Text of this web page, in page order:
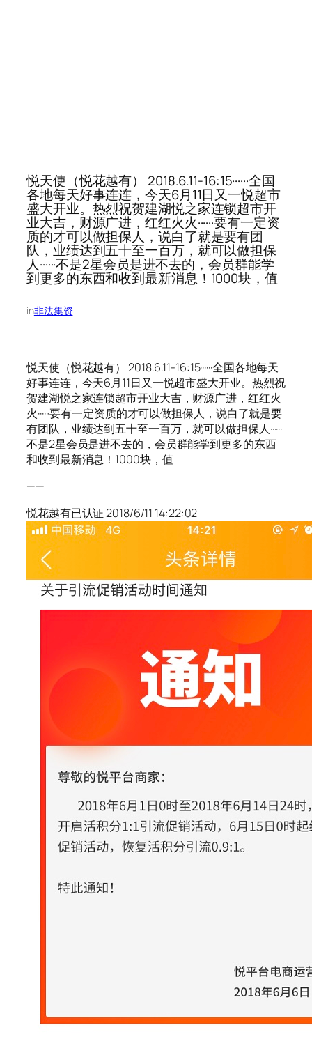
悦天使（悦花越有） 2018.6.11-16:15······全国
各地每天好事连连，今天6月11日又一悦超市
盛大开业。热烈祝贺建湖悦之家连锁超市开
业大吉，财源广进，红红火火······要有一定资
质的才可以做担保人，说白了就是要有团
队，业绩达到五十至一百万，就可以做担保
人······不是2星会员是进不去的，会员群能学
到更多的东西和收到最新消息！1000块，值
in非法集资
悦天使（悦花越有） 2018.6.11-16:15······全国各地每天
好事连连，今天6月11日又一悦超市盛大开业。热烈祝
贺建湖悦之家连锁超市开业大吉，财源广进，红红火
火······要有一定资质的才可以做担保人，说白了就是要
有团队，业绩达到五十至一百万，就可以做担保人······
不是2星会员是进不去的，会员群能学到更多的东西
和收到最新消息！1000块，值
——
悦花越有已认证 2018/6/11 14:22:02